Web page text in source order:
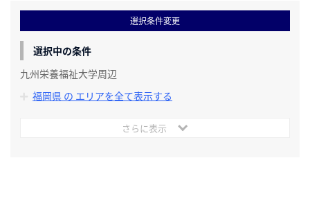
選択条件変更
選択中の条件
九州栄養福祉大学周辺
福岡県 の エリアを全て表示する
さらに表示